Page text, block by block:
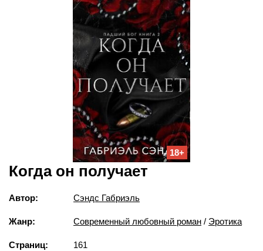
18+
Когда он получает
Автор: Сэндс Габриэль
Жанр: Современный любовный роман / Эротика
Страниц: 161